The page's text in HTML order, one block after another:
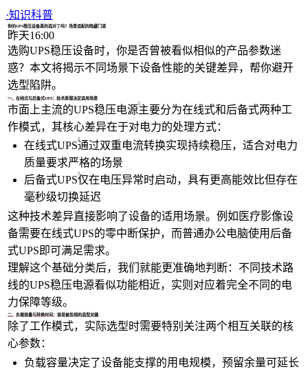
·知识科普
你的UPS稳压设备真的选对了吗？场景适配的隐藏门道
昨天16:00
选购UPS稳压设备时，你是否曾被看似相似的产品参数迷
惑？本文将揭示不同场景下设备性能的关键差异，帮你避开
选型陷阱。
一、在线式与后备式UPS：技术原理决定适用场景
市面上主流的UPS稳压电源主要分为在线式和后备式两种工
作模式，其核心差异在于对电力的处理方式：
在线式UPS通过双重电流转换实现持续稳压，适合对电力
质量要求严格的场景
后备式UPS仅在电压异常时启动，具有更高能效比但存在
毫秒级切换延迟
这种技术差异直接影响了设备的适用场景。例如医疗影像设
备需要在线式UPS的零中断保护，而普通办公电脑使用后备
式UPS即可满足需求。
理解这个基础分类后，我们就能更准确地判断：不同技术路
线的UPS稳压电源看似功能相近，实则对应着完全不同的电
力保障等级。
二、负载容量与转换时间：容易被忽视的选型关键
除了工作模式，实际选型时需要特别关注两个相互关联的核
心参数：
负载容量决定了设备能支撑的用电规模，预留余量可延长